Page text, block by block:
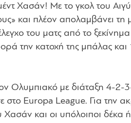
Χασάν! Με το γκολ του
και πλέον απολαμβάνει τη
του ματς από το
την κατοχή της μπάλας και
Ολυμπιακό με διάταξη 4-2-3-
Europa League. Για την
και οι υπόλοιποι δέκα